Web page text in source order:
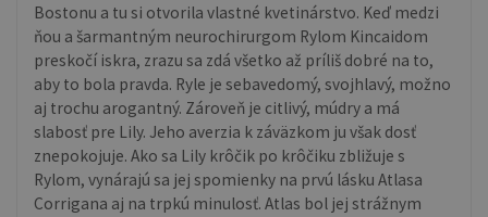
Bostonu a tu si otvorila vlastné kvetinárstvo. Keď medzi
ňou a šarmantným neurochirurgom Rylom Kincaidom
preskočí iskra, zrazu sa zdá všetko až príliš dobré na to,
aby to bola pravda. Ryle je sebavedomý, svojhlavý, možno
aj trochu arogantný. Zároveň je citlivý, múdry a má
slabosť pre Lily. Jeho averzia k záväzkom ju však dosť
znepokojuje. Ako sa Lily krôčik po krôčiku zbližuje s
Rylom, vynárajú sa jej spomienky na prvú lásku Atlasa
Corrigana aj na trpkú minulosť. Atlas bol jej strážnym